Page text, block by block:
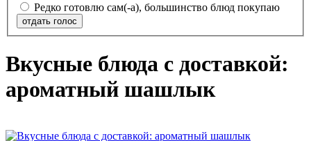
Редко готовлю сам(-а), большинство блюд покупаю
отдать голос
Вкусные блюда с доставкой:
ароматный шашлык